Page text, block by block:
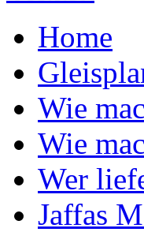
Home
Wie
Wie
Wer
Jaffas